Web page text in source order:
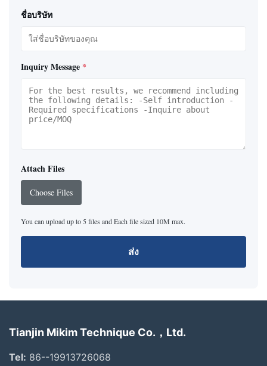
ชื่อบริษัท
Inquiry Message *
Attach Files
Choose Files
You can upload up to 5 files and Each file sized 10M max.
ส่ง
Tianjin Mikim Technique Co.，Ltd.
Tel: 86--19913726068